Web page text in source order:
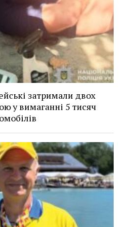
затримали двох
у вимаганні 5 тисяч